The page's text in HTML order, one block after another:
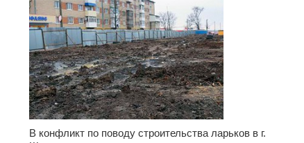
В конфликт по поводу строительства ларьков в г.